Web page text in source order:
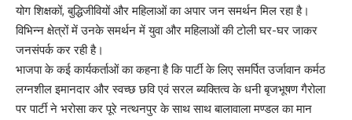
योग शिक्षकों, बुद्धिजीवियों और महिलाओं का अपार जन समर्थन मिल रहा है।
विभिन्न क्षेत्रों में उनके समर्थन में युवा और महिलाओं की टोली घर-घर जाकर
जनसंपर्क कर रही है।
भाजपा के कई कार्यकर्ताओं का कहना है कि पार्टी के लिए समर्पित उर्जावान कर्मठ
लग्नशील इमानदार और स्वच्छ छवि एवं सरल ब्यक्तित्व के धनी बृजभूषण गैरोला
पर पार्टी ने भरोसा कर‌ पूरे नत्थनपुर के साथ साथ बालावाला मण्डल का मान